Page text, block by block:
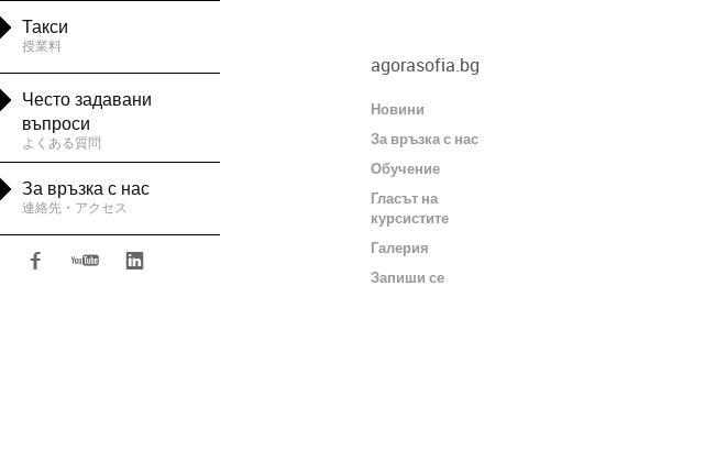
Такси
授業料
Често задавани
въпроси
よくある質問
За връзка с нас
連絡先・アクセス
  
agorasofia.bg
Новини
За връзка с нас
Обучение
Гласът на
курсистите
Галерия
Запиши се